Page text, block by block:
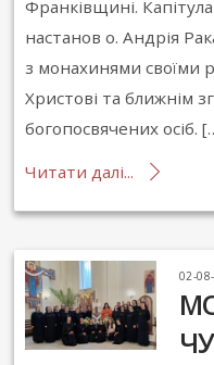
Франківщині.
настанов о. Андрія
з монахинями своїми
Христові та ближнім
богопосвячених осіб.
Читати далі...
02-